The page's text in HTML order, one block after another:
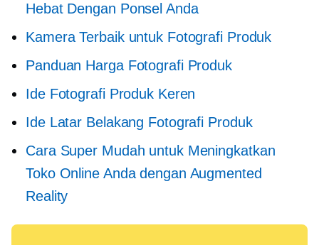
Hebat Dengan Ponsel Anda
Kamera Terbaik untuk Fotografi Produk
Panduan Harga Fotografi Produk
Ide Fotografi Produk Keren
Ide Latar Belakang Fotografi Produk
Cara Super Mudah untuk Meningkatkan
Toko Online Anda dengan Augmented
Reality